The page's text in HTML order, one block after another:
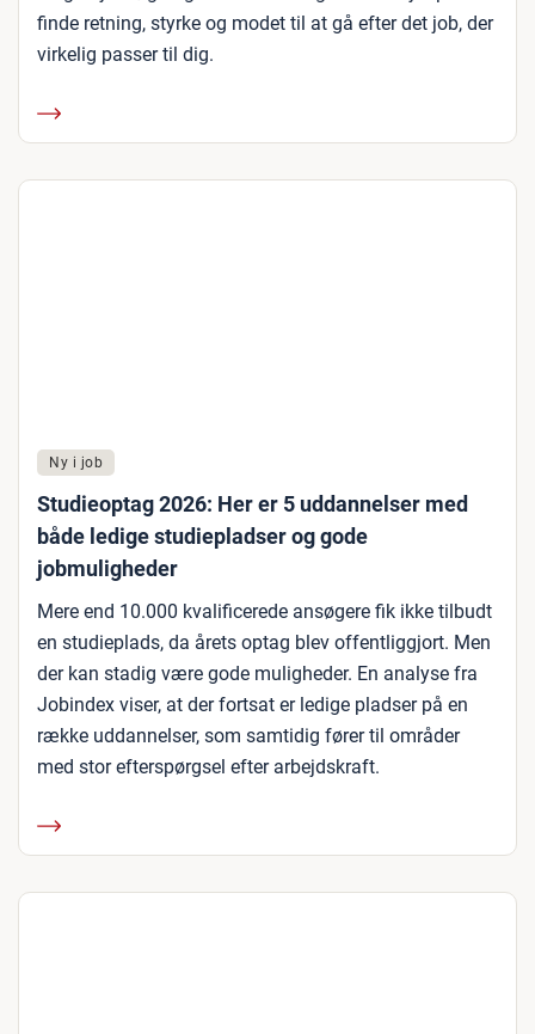
finde retning, styrke og modet til at gå efter det job, der
virkelig passer til dig.
Ny i job
Studieoptag 2026: Her er 5 uddannelser med
både ledige studiepladser og gode
jobmuligheder
Mere end 10.000 kvalificerede ansøgere fik ikke tilbudt
en studieplads, da årets optag blev offentliggjort. Men
der kan stadig være gode muligheder. En analyse fra
Jobindex viser, at der fortsat er ledige pladser på en
række uddannelser, som samtidig fører til områder
med stor efterspørgsel efter arbejdskraft.